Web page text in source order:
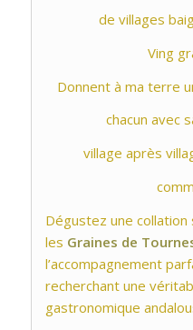
de villages
Ving
Donnent à ma terre
chacun avec
village après
Dégustez une
les Graines de
l’accompagnement
recherchant une
gastronomique